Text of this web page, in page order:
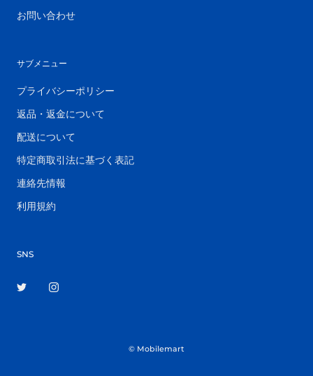
お問い合わせ
サブメニュー
プライバシーポリシー
返品・返金について
配送について
特定商取引法に基づく表記
連絡先情報
利用規約
SNS
© Mobilemart